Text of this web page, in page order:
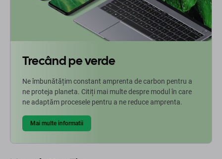
Trecând pe verde
Ne îmbunătățim constant amprenta de carbon pentru a
ne proteja planeta. Citiți mai multe despre modul în care
ne adaptăm procesele pentru a ne reduce amprenta.
Mai multe informatii